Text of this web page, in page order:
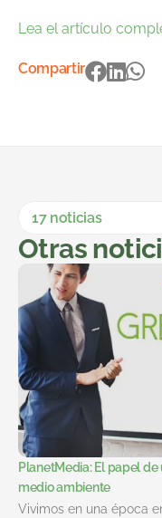
Lea el artículo
Compartir
17 noticias
Otras
PlanetMedia: El papel
medio ambiente
Vivimos en una época